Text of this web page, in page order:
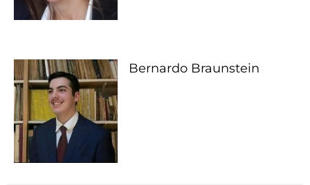
Bernardo Braunstein